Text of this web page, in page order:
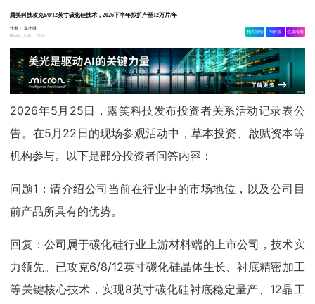
露笑科技攻克6/8/12英寸碳化硅技术，2026下半年拟扩产至12万片/年
作者：集小微
05-25 17:05
3w
相关舆情 AI解读 生成海报
2026年5月25日，露笑科技发布投资者关系活动记录表公
告。在5月22日的现场参观活动中，草本投资、啟赋资本等
机构参与。以下是部分投资者问答内容：
问题1：请介绍公司当前在行业中的市场地位，以及公司目
前产品所具有的优势。
回复：公司属于碳化硅行业上游材料端的上市公司，技术实
力领先。已攻克6/8/12英寸碳化硅晶体生长、衬底精密加工
等关键核心技术，实现8英寸碳化硅衬底稳定量产、12晶工